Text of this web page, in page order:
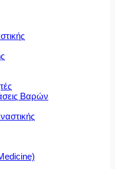
Βαρών